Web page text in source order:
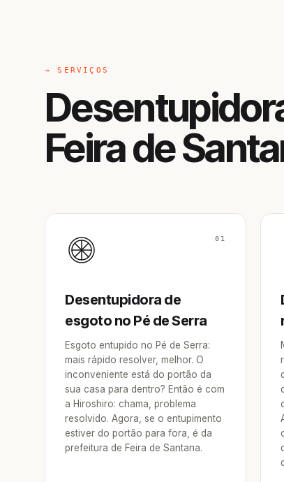
→ SERVIÇOS
Feira de
01
Desentupidora de
esgoto no Pé de Serra
Esgoto entupido no Pé de Serra:
mais rápido resolver, melhor. O
inconveniente está do portão da
sua casa para dentro? Então é com
a Hiroshiro: chama, problema
resolvido. Agora, se o entupimento
estiver do portão para fora, é da
prefeitura de Feira de Santana.